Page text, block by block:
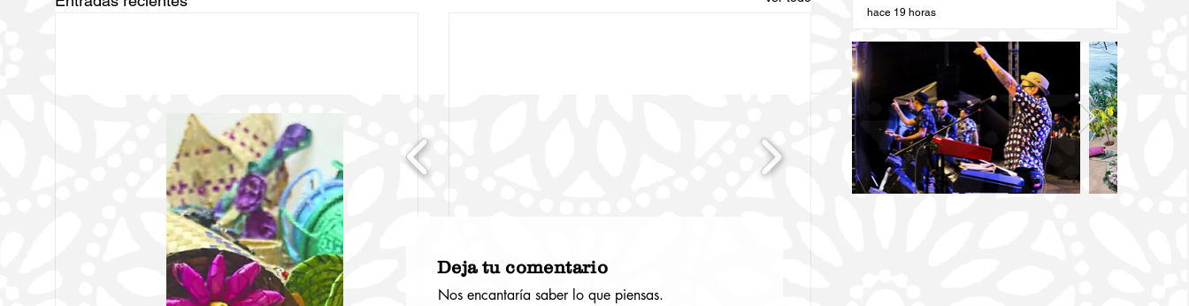
en la capital oaxaqueña
hace 19 horas
Deja tu comentario
Nos encantaría saber lo que piensas.